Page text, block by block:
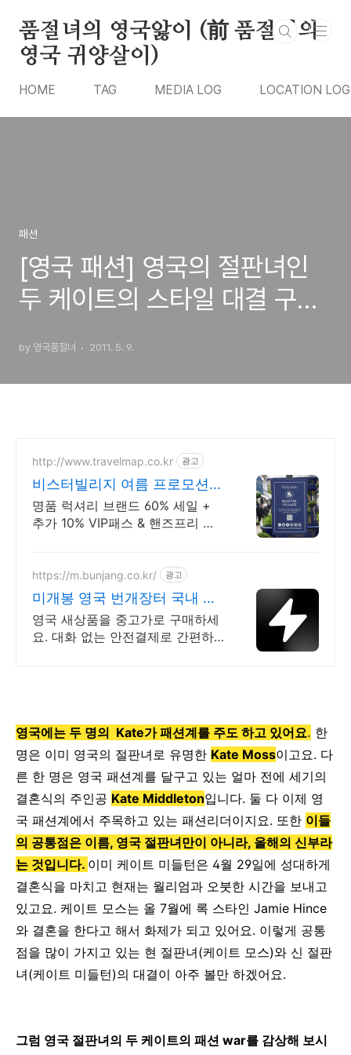
품절녀의 영국앓이 (前 품절녀의
영국 귀양살이)
HOME TAG MEDIA LOG LOCATION LOG
패션
[영국 패션] 영국의 절판녀인
두 케이트의 스타일 대결 구도
by 영국품절녀 2011. 5. 9.
http://www.travelmap.co.kr 광고
비스터빌리지 여름 프로모션
VIP 패스 10% 할인쿠폰
명품 럭셔리 브랜드 60% 세일 +
추가 10% VIP패스 & 핸즈프리 쇼
택 제공
https://m.bunjang.co.kr/ 광고
미개봉 영국 번개장터 국내 최
대 브랜드 중고거래
영국 새상품을 중고가로 구매하세
요. 대화 없는 안전결제로 간편하
영국에는 두 명의 Kate가 패션계를 주도 하고 있어요. 한
명은 이미 영국의 절판녀로 유명한 Kate Moss이고요. 다
른 한 명은 영국 패션계를 달구고 있는 얼마 전에 세기의
결혼식의 주인공 Kate Middleton입니다. 둘 다 이제 영
국 패션계에서 주목하고 있는 패션리더이지요. 또한 이들
의 공통점은 이름, 영국 절판녀만이 아니라, 올해의 신부라
는 것입니다. 이미 케이트 미들턴은 4월 29일에 성대하게
결혼식을 마치고 현재는 월리엄과 오붓한 시간을 보내고
있고요. 케이트 모스는 올 7월에 록 스타인 Jamie Hince
와 결혼을 한다고 해서 화제가 되고 있어요. 이렇게 공통
점을 많이 가지고 있는 현 절판녀(케이트 모스)와 신 절판
녀(케이트 미들턴)의 대결이 아주 볼만 하겠어요.
그럼 영국 절판녀의 두 케이트의 패션 war를 감상해 보시